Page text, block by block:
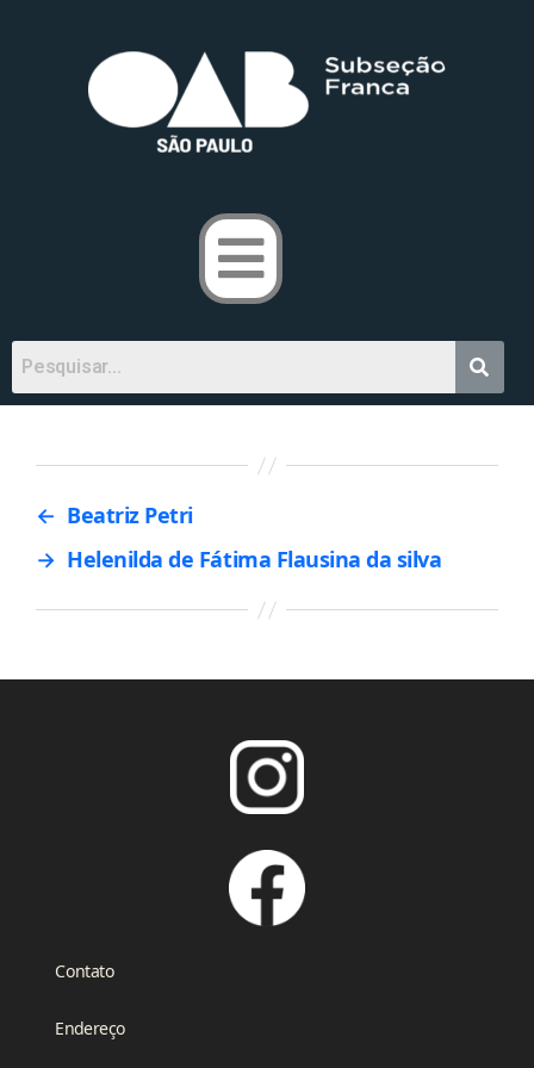
← Beatriz Petri
→ Helenilda de Fátima Flausina da silva
Contato
Endereço